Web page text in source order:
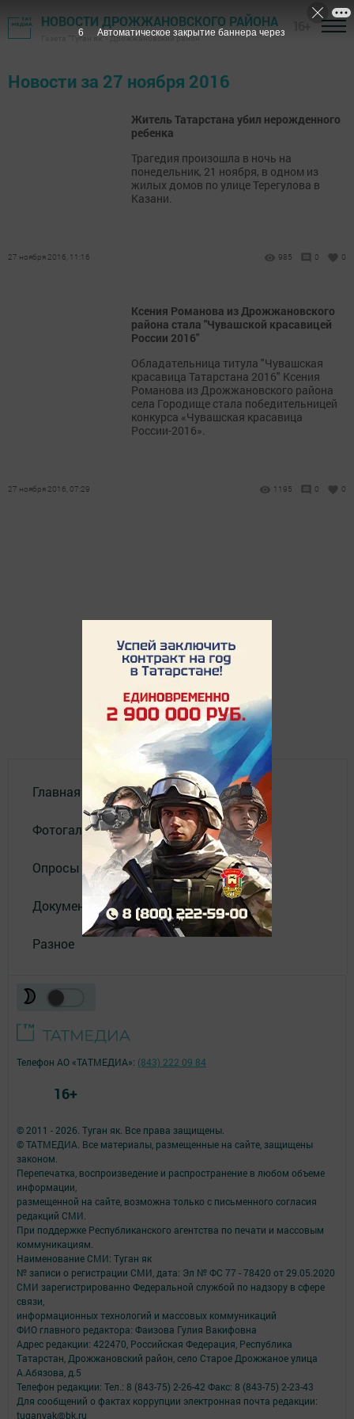
НОВОСТИ ДРОЖЖАНОВСКОГО РАЙОНА
Газета "Туган як" - Дрожжановский район
Новости за 27 ноября 2016
Житель Татарстана убил нерожденного
ребенка
Трагедия произошла в ночь на
понедельник, 21 ноября, в одном из
жилых домов по улице Терегулова в
Казани.
27 ноября 2016, 11:16 985 0 0
Ксения Романова из Дрожжановского
района стала "Чувашской красавицей
России 2016"
Обладательница титула "Чувашская
красавица Татарстана 2016" Ксения
Романова из Дрожжановского района
села Городище стала победительницей
конкурса «Чувашская красавица
России-2016».
27 ноября 2016, 07:29 1195 0 0
Главная
Фотогалереи
Опросы
Документы филиала
Разное
© 2011 - 2026. Туган як. Все права защищены.
© ТАТМЕДИА. Все материалы, размещенные на сайте, защищены
законом.
Перепечатка, воспроизведение и распространение в любом объеме
информации,
размещенной на сайте, возможна только с письменного согласия
редакций СМИ.
При поддержке Республиканского агентства по печати и массовым
коммуникациям.
Наименование СМИ: Туган як
№ записи о регистрации СМИ, дата: Эл № ФС 77 - 78420 от 29.05.2020
СМИ зарегистрированно Федеральной службой по надзору в сфере
связи,
информационных технологий и массовых коммуникаций
ФИО главного редактора: Фаизова Гулия Вакифовна
Адрес редакции: 422470, Российская Федерация, Республика
Татарстан, Дрожжановский район, село Старое Дрожжаное улица
А.Абязова, д.5
Телефон редакции: Тел.: 8 (843-75) 2-26-42 Факс: 8 (843-75) 2-23-43
Для сообщений о фактах коррупции электронная почта редакции:
tuganyak@bk.ru
Телефон АО «ТАТМЕДИА»: (843) 222 09 84
16+
6 Автоматическое закрытие баннера через